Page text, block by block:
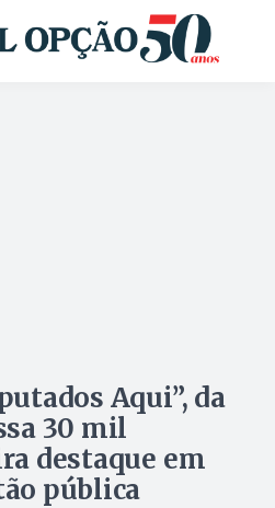
Aqui”, da
30 mil
destaque em
pública